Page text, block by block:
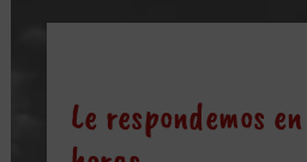
Le respondemos